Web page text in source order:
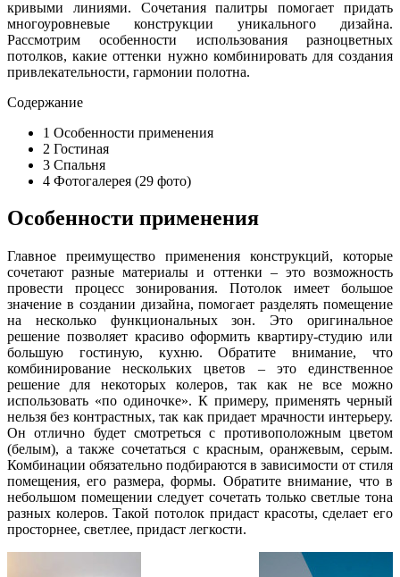
кривыми линиями. Сочетания палитры помогает придать
многоуровневые конструкции уникального дизайна.
Рассмотрим особенности использования разноцветных
потолков, какие оттенки нужно комбинировать для создания
привлекательности, гармонии полотна.
Содержание
1 Особенности применения
2 Гостиная
3 Спальня
4 Фотогалерея (29 фото)
Особенности применения
Главное преимущество применения конструкций, которые
сочетают разные материалы и оттенки – это возможность
провести процесс зонирования. Потолок имеет большое
значение в создании дизайна, помогает разделять помещение
на несколько функциональных зон. Это оригинальное
решение позволяет красиво оформить квартиру-студию или
большую гостиную, кухню. Обратите внимание, что
комбинирование нескольких цветов – это единственное
решение для некоторых колеров, так как не все можно
использовать «по одиночке». К примеру, применять черный
нельзя без контрастных, так как придает мрачности интерьеру.
Он отлично будет смотреться с противоположным цветом
(белым), а также сочетаться с красным, оранжевым, серым.
Комбинации обязательно подбираются в зависимости от стиля
помещения, его размера, формы. Обратите внимание, что в
небольшом помещении следует сочетать только светлые тона
разных колеров. Такой потолок придаст красоты, сделает его
просторнее, светлее, придаст легкости.